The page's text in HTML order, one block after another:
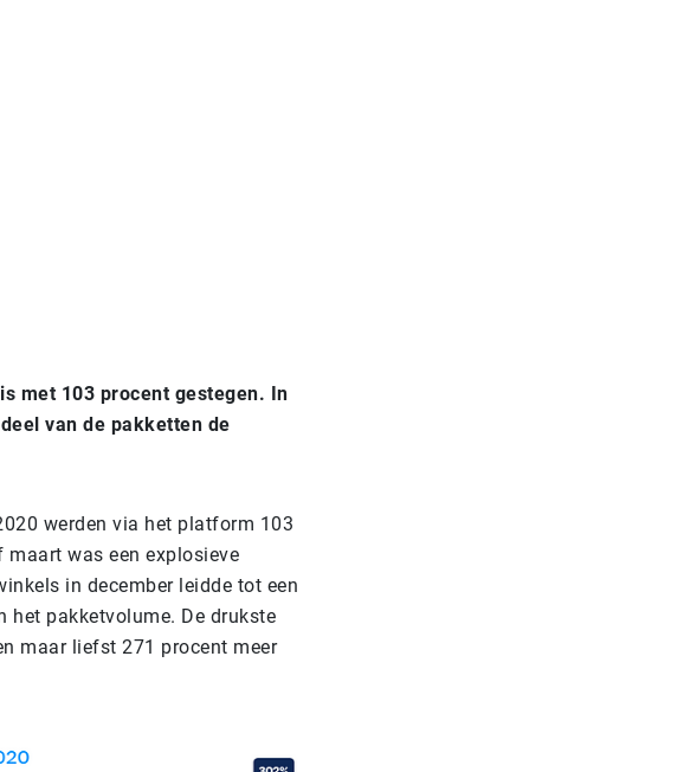
met 103 procent gestegen. In
van de pakketten de
werden via het platform 103
maart was een explosieve
in december leidde tot een
het pakketvolume. De drukste
maar liefst 271 procent meer